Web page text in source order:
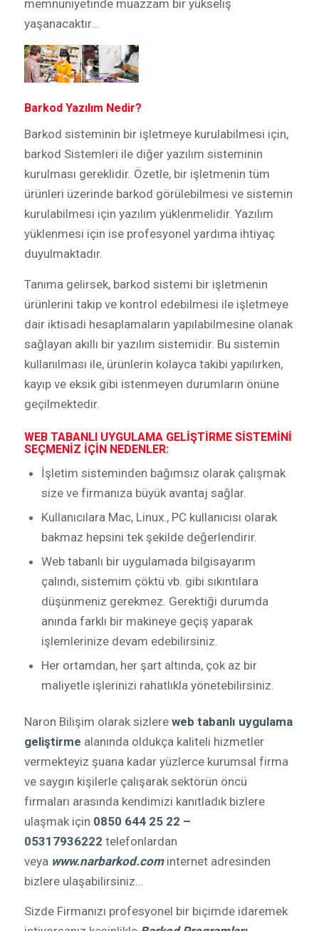
memnuniyetinde muazzam bir yükseliş
yaşanacaktır…
Barkod Yazılım Nedir?
Barkod sisteminin bir işletmeye kurulabilmesi için,
barkod Sistemleri ile diğer yazılım sisteminin
kurulması gereklidir. Özetle, bir işletmenin tüm
ürünleri üzerinde barkod görülebilmesi ve sistemin
kurulabilmesi için yazılım yüklenmelidir. Yazılım
yüklenmesi için ise profesyonel yardıma ihtiyaç
duyulmaktadır.
Tanıma gelirsek, barkod sistemi bir işletmenin
ürünlerini takip ve kontrol edebilmesi ile işletmeye
dair iktisadi hesaplamaların yapılabilmesine olanak
sağlayan akıllı bir yazılım sistemidir. Bu sistemin
kullanılması ile, ürünlerin kolayca takibi yapılırken,
kayıp ve eksik gibi istenmeyen durumların önüne
geçilmektedir.
WEB TABANLI UYGULAMA GELİŞTİRME SİSTEMİNİ
SEÇMENİZ İÇİN NEDENLER:
İşletim sisteminden bağımsız olarak çalışmak
size ve firmanıza büyük avantaj sağlar.
Kullanıcılara Mac, Linux., PC kullanıcısı olarak
bakmaz hepsini tek şekilde değerlendirir.
Web tabanlı bir uygulamada bilgisayarım
çalındı, sistemim çöktü vb. gibi sıkıntılara
düşünmeniz gerekmez. Gerektiği durumda
anında farklı bir makineye geçiş yaparak
işlemlerinize devam edebilirsiniz.
Her ortamdan, her şart altında, çok az bir
maliyetle işlerinizi rahatlıkla yönetebilirsiniz.
Naron Bilişim olarak sizlere web tabanlı uygulama
geliştirme alanında oldukça kaliteli hizmetler
vermekteyiz şuana kadar yüzlerce kurumsal firma
ve saygın kişilerle çalışarak sektörün öncü
firmaları arasında kendimizi kanıtladık bizlere
ulaşmak için 0850 644 25 22 –
05317936222 telefonlardan
veya www.narbarkod.com internet adresinden
bizlere ulaşabilirsiniz…
Sizde Firmanızı profesyonel bir biçimde idaremek